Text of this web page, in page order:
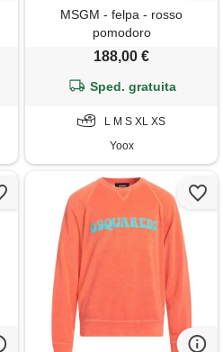
MSGM - felpa - rosso
pomodoro
188,00 €
Sped. gratuita
L M S XL XS
Yoox